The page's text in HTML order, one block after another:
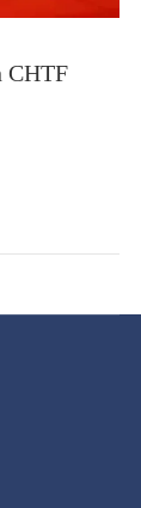
CHTF